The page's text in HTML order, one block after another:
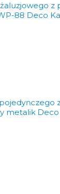
88 Deco
metalik Deco